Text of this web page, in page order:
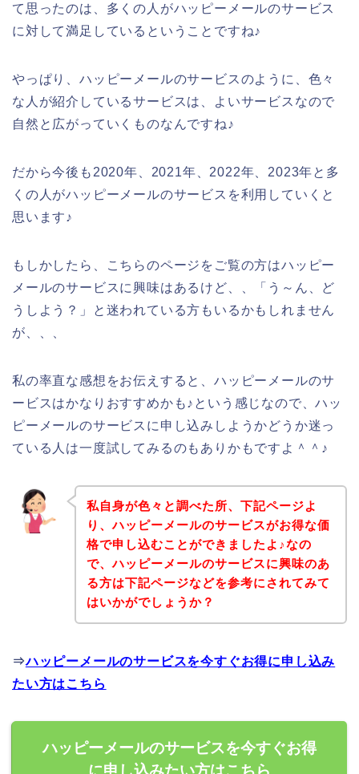
て思ったのは、多くの人がハッピーメールのサービス
に対して満足しているということですね♪
やっぱり、ハッピーメールのサービスのように、色々
な人が紹介しているサービスは、よいサービスなので
自然と広がっていくものなんですね♪
だから今後も2020年、2021年、2022年、2023年と多
くの人がハッピーメールのサービスを利用していくと
思います♪
もしかしたら、こちらのページをご覧の方はハッピー
メールのサービスに興味はあるけど、、「う～ん、ど
うしよう？」と迷われている方もいるかもしれません
が、、、
私の率直な感想をお伝えすると、ハッピーメールのサ
ービスはかなりおすすめかも♪という感じなので、ハッ
ピーメールのサービスに申し込みしようかどうか迷っ
ている人は一度試してみるのもありかもですよ＾＾♪
私自身が色々と調べた所、下記ページよ
り、ハッピーメールのサービスがお得な価
格で申し込むことができましたよ♪なの
で、ハッピーメールのサービスに興味のあ
る方は下記ページなどを参考にされてみて
はいかがでしょうか？
⇒ハッピーメールのサービスを今すぐお得に申し込み
たい方はこちら
ハッピーメールのサービスを今すぐお得
に申し込みたい方はこちら